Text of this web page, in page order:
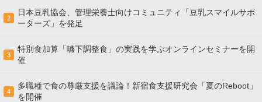
2
日本豆乳協会、管理栄養士向けコミュニティ「豆乳スマイルサポ
ーターズ」を発足
3
特別食加算「嚥下調整食」の実践を学ぶオンラインセミナーを開
催
4
多職種で食の尊厳支援を議論！新宿食支援研究会「夏のReboot」
を開催